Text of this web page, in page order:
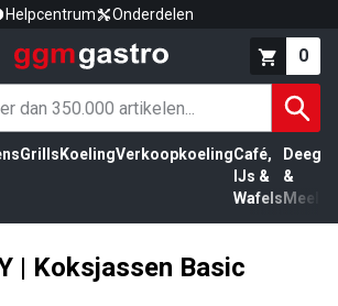
Helpcentrum Onderdelen
0
Grills KoelingVerkoopkoelingCafé,
IJs &
Wafels
Deeg
&
Meel
| Koksjassen Basic